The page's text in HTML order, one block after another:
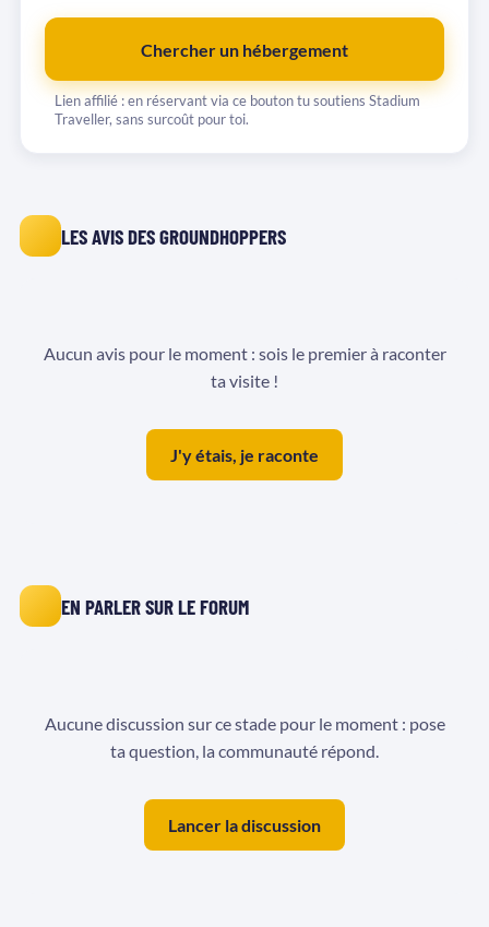
Chercher un hébergement
Lien affilié : en réservant via ce bouton tu soutiens Stadium
Traveller, sans surcoût pour toi.
LES AVIS DES GROUNDHOPPERS
Aucun avis pour le moment : sois le premier à raconter
ta visite !
J'y étais, je raconte
EN PARLER SUR LE FORUM
Aucune discussion sur ce stade pour le moment : pose
ta question, la communauté répond.
Lancer la discussion